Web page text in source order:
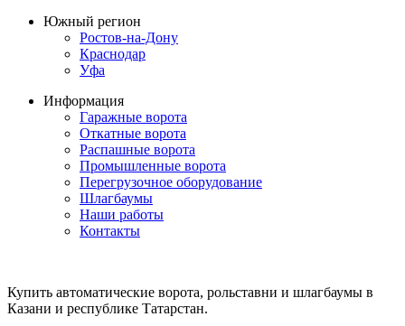
Южный регион
Ростов-на-Дону
Краснодар
Уфа
Информация
Гаражные ворота
Откатные ворота
Распашные ворота
Промышленные ворота
Перегрузочное оборудование
Шлагбаумы
Наши работы
Контакты
Купить автоматические ворота, рольставни и шлагбаумы в
Казани и республике Татарстан.